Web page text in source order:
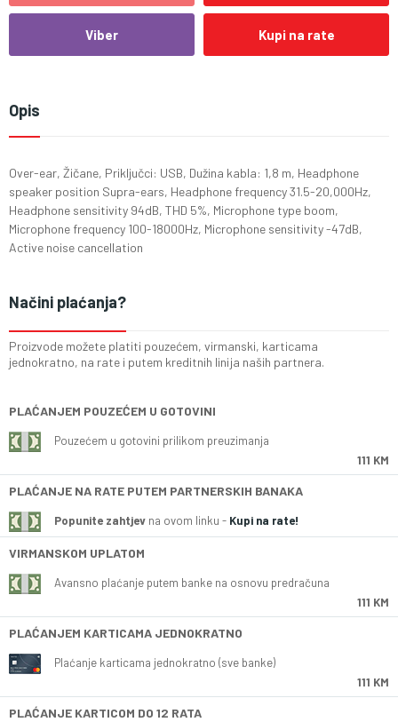
Viber Kupi na rate
Opis
Over-ear, Žičane, Priključci: USB, Dužina kabla: 1,8 m, Headphone
speaker position Supra-ears, Headphone frequency 31.5-20,000Hz,
Headphone sensitivity 94dB, THD 5%, Microphone type boom,
Microphone frequency 100-18000Hz, Microphone sensitivity -47dB,
Active noise cancellation
Načini plaćanja?
Proizvode možete platiti pouzećem, virmanski, karticama
jednokratno, na rate i putem kreditnih linija naših partnera.
PLAĆANJEM POUZEĆEM U GOTOVINI
Pouzećem u gotovini prilikom preuzimanja
111 KM
PLAĆANJE NA RATE PUTEM PARTNERSKIH BANAKA
Popunite zahtjev na ovom linku - Kupi na rate!
VIRMANSKOM UPLATOM
Avansno plaćanje putem banke na osnovu predračuna
111 KM
PLAĆANJEM KARTICAMA JEDNOKRATNO
Plaćanje karticama jednokratno (sve banke)
111 KM
PLAĆANJE KARTICOM DO 12 RATA